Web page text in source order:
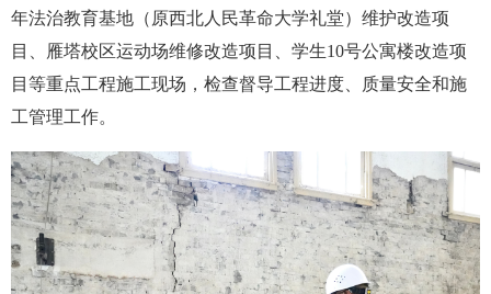
年法治教育基地（原西北人民革命大学礼堂）维护改造项
目、雁塔校区运动场维修改造项目、学生10号公寓楼改造项
目等重点工程施工现场，检查督导工程进度、质量安全和施
工管理工作。